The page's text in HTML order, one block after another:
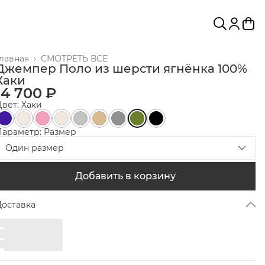
СМОТРЕТЬ ВСЕ
›
Поло из шерсти ягнёнка 100%
700 ₽
Хаки
Размер
Один размер
Добавить в корзину